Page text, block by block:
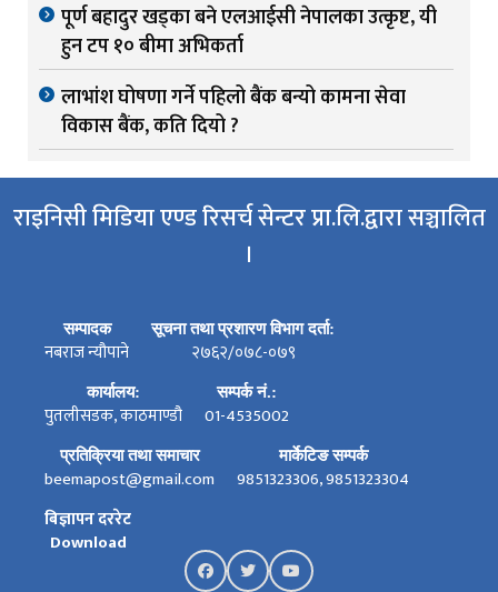
पूर्ण बहादुर खड्का बने एलआईसी नेपालका उत्कृष्ट, यी
हुन टप १० बीमा अभिकर्ता
लाभांश घोषणा गर्ने पहिलो बैंक बन्यो कामना सेवा
विकास बैंक, कति दियो ?
राइनिसी मिडिया एण्ड रिसर्च सेन्टर प्रा.लि.द्वारा सञ्चालित
।
सम्पादक
नबराज न्यौपाने
सूचना तथा प्रशारण विभाग दर्ता:
२७६२/०७८-०७९
कार्यालय:
पुतलीसडक, काठमाण्डौ
सम्पर्क नं.:
01-4535002
प्रतिक्रिया तथा समाचार
beemapost@gmail.com
मार्केटिङ सम्पर्क
9851323306, 9851323304
बिज्ञापन दररेट
Download